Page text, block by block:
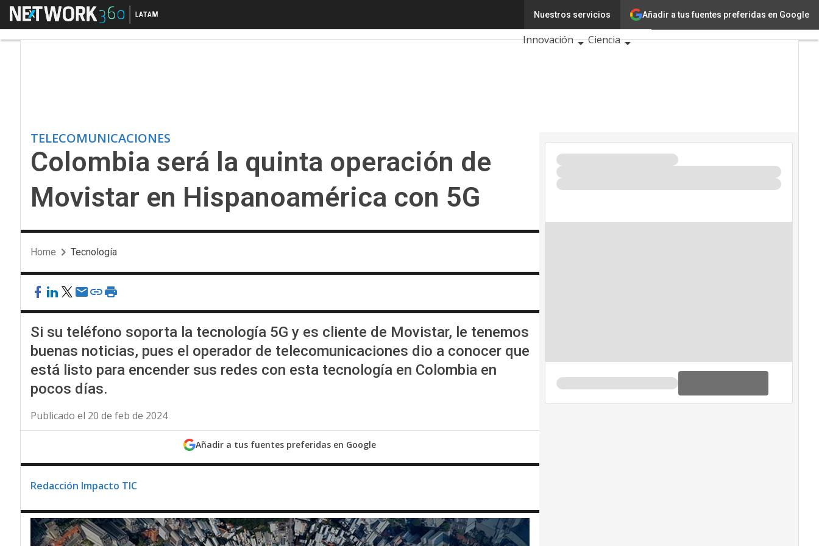
Añadir a tus fuentes preferidas en Google
Nuestros servicios
Menú
Tecnología
Innovación
Ciencia
TELECOMUNICACIONES
Colombia será la quinta operación de
Movistar en Hispanoamérica con 5G
Home Tecnología
Si su teléfono soporta la tecnología 5G y es cliente de Movistar, le tenemos
buenas noticias, pues el operador de telecomunicaciones dio a conocer que
está listo para encender sus redes con esta tecnología en Colombia en
pocos días.
Publicado el 20 de feb de 2024
Añadir a tus fuentes preferidas en Google
Redacción Impacto TIC